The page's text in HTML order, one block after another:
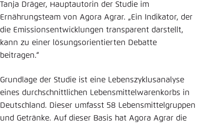
Tanja Dräger, Hauptautorin der Studie im
Ernährungsteam von Agora Agrar. „Ein Indikator, der
die Emissionsentwicklungen transparent darstellt,
kann zu einer lösungsorientierten Debatte
beitragen.“
Grundlage der Studie ist eine Lebenszyklusanalyse
eines durchschnittlichen Lebensmittelwarenkorbs in
Deutschland. Dieser umfasst 58 Lebensmittelgruppen
und Getränke. Auf dieser Basis hat Agora Agrar die